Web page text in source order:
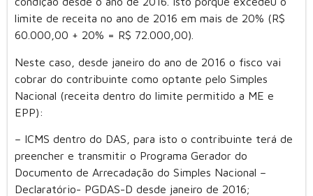
limite de receita no ano de 2016 em mais de 20% (R$
60.000,00 + 20% = R$ 72.000,00).
Neste caso, desde janeiro do ano de 2016 o fisco vai
cobrar do contribuinte como optante pelo Simples
Nacional (receita dentro do limite permitido a ME e
EPP):
– ICMS dentro do DAS, para isto o contribuinte terá de
preencher e transmitir o Programa Gerador do
Documento de Arrecadação do Simples Nacional –
Declaratório- PGDAS-D desde janeiro de 2016;